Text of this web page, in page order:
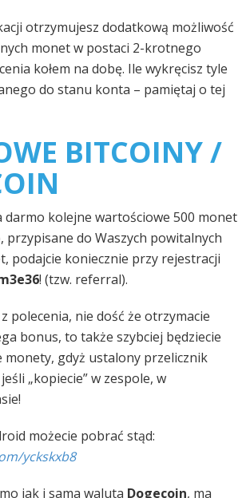
otrzymujesz dodatkową możliwość
monet w postaci 2-krotnego
kołem na dobę. Ile wykręcisz tyle
do stanu konta – pamiętaj o tej
BITCOINY /
darmo kolejne wartościowe 500 monet
przypisane do Waszych powitalnych
podajcie koniecznie przy rejestracji
! (tzw. referral).
z polecenia, nie dość że otrzymacie
bonus, to także szybciej będziecie
monety, gdyż ustalony przelicznik
„kopiecie” w zespole, w
możecie pobrać stąd:
yckskxb8
jak i sama waluta Dogecoin, ma